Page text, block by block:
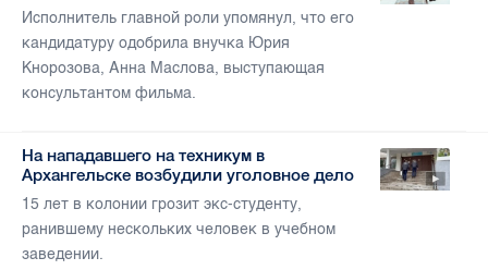
Исполнитель главной роли упомянул, что его
кандидатуру одобрила внучка Юрия
Кнорозова, Анна Маслова, выступающая
консультантом фильма.
На нападавшего на техникум в
Архангельске возбудили уголовное дело
15 лет в колонии грозит экс-студенту,
ранившему нескольких человек в учебном
заведении.